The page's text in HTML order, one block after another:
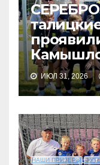
ИЮЛ 31, 2026
НАШИ ПРИЗЕРЫ